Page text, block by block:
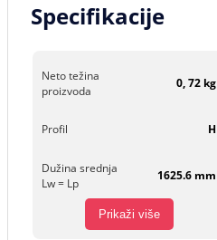
Specifikacije
Neto težina
proizvoda
0, 72 kg
Profil H
Dužina srednja
Lw = Lp
1625.6 mm
Prikaži više